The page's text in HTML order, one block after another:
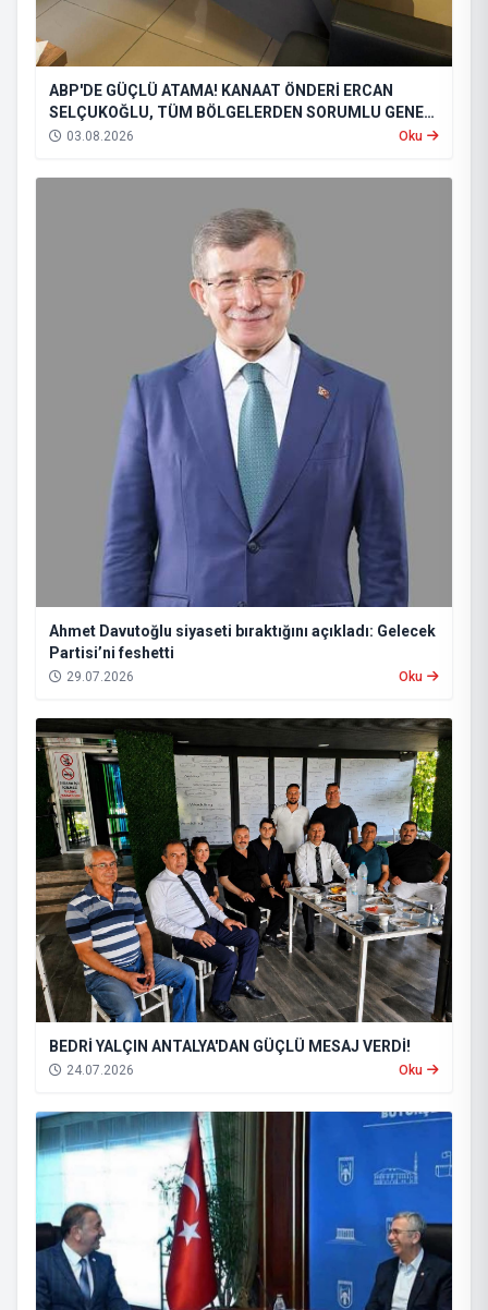
ABP'DE GÜÇLÜ ATAMA! KANAAT ÖNDERİ ERCAN
SELÇUKOĞLU, TÜM BÖLGELERDEN SORUMLU GENEL
BAŞKAN YARDIMCISI OLDU
03.08.2026 Oku
Ahmet Davutoğlu siyaseti bıraktığını açıkladı: Gelecek
Partisi’ni feshetti
29.07.2026 Oku
BEDRİ YALÇIN ANTALYA'DAN GÜÇLÜ MESAJ VERDİ!
24.07.2026 Oku